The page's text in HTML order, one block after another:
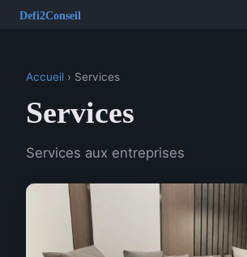
Accueil › Services
Services
Services aux entreprises